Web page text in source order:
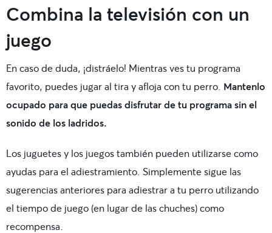
Combina la televisión con un
juego
En caso de duda, ¡distráelo! Mientras ves tu programa
favorito, puedes jugar al tira y afloja con tu perro. Mantenlo
ocupado para que puedas disfrutar de tu programa sin el
sonido de los ladridos.
Los juguetes y los juegos también pueden utilizarse como
ayudas para el adiestramiento. Simplemente sigue las
sugerencias anteriores para adiestrar a tu perro utilizando
el tiempo de juego (en lugar de las chuches) como
recompensa.